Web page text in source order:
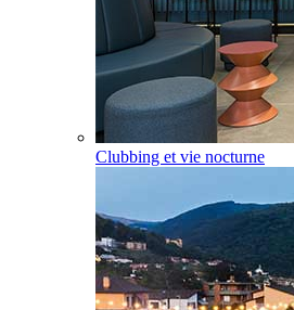
Clubbing et vie nocturne